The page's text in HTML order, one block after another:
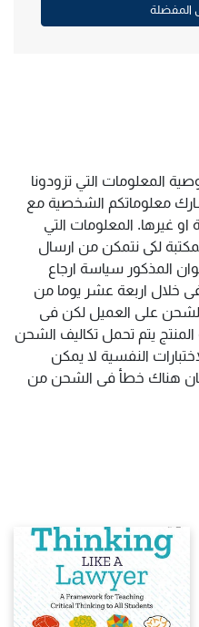
المفضلة
المعلومات التي تزودونا
معلوماتكم الشخصية مع
غيرها. المعلومات التي
لكى نتمكن من ارسال
المذكور سياسة ارجاع
خلال اربعة عشر يوما من
الشحن على العميل لكن فى
يتم تحمل تكاليف الشحن
النفسية لا يمكن
كان هناك خطأ فى الشحن من